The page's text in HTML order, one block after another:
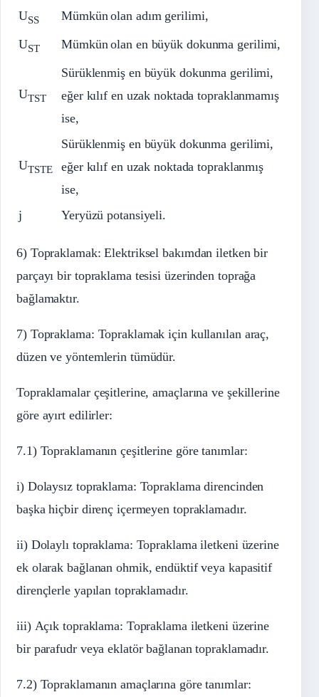
USS Mümkün olan adım gerilimi,
UST Mümkün olan en büyük dokunma gerilimi,
UTST
Sürüklenmiş en büyük dokunma gerilimi,
eğer kılıf en uzak noktada topraklanmamış
ise,
UTSTE
Sürüklenmiş en büyük dokunma gerilimi,
eğer kılıf en uzak noktada topraklanmış
ise,
j
Yeryüzü potansiyeli.
6) Topraklamak: Elektriksel bakımdan iletken bir
parçayı bir topraklama tesisi üzerinden toprağa
bağlamaktır.
7) Topraklama: Topraklamak için kullanılan araç,
düzen ve yöntemlerin tümüdür.
Topraklamalar çeşitlerine, amaçlarına ve şekillerine
göre ayırt edilirler:
7.1) Topraklamanın çeşitlerine göre tanımlar:
i) Dolaysız topraklama: Topraklama direncinden
başka hiçbir direnç içermeyen topraklamadır.
ii) Dolaylı topraklama: Topraklama iletkeni üzerine
ek olarak bağlanan ohmik, endüktif veya kapasitif
dirençlerle yapılan topraklamadır.
iii) Açık topraklama: Topraklama iletkeni üzerine
bir parafudr veya eklatör bağlanan topraklamadır.
7.2) Topraklamanın amaçlarına göre tanımlar: